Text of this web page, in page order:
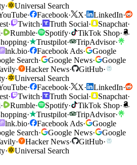
·
Universal Search
· Facebook· X· LinkedIn·
· Twitch· Truth Social· Snapchat·
· Rumble· Spotify· TikTok Shop·
· Trustpilot· TripAdvisor·
lnk.bio· Facebook Ads·
Google
Search· Google News·
Google
· Hacker News· GitHub·
·
Universal Search
· Facebook· X· LinkedIn·
· Twitch· Truth Social· Snapchat·
· Rumble· Spotify· TikTok Shop·
· Trustpilot· TripAdvisor·
lnk.bio· Facebook Ads·
Google
Search· Google News·
Google
· Hacker News· GitHub·
·
Universal Search